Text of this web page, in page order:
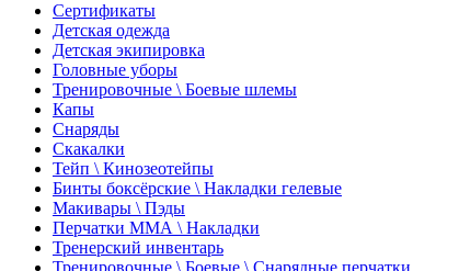
Сертификаты
Детская одежда
Детская экипировка
Головные уборы
Тренировочные \ Боевые шлемы
Капы
Снаряды
Скакалки
Тейп \ Кинозеотейпы
Бинты боксёрские \ Накладки гелевые
Макивары \ Пэды
Перчатки ММА \ Накладки
Тренерский инвентарь
Тренировочные \ Боевые \ Снарядные перчатки